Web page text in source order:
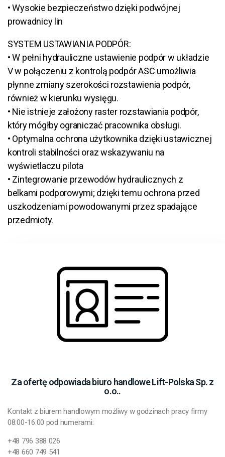
• Wysokie bezpieczeństwo dzięki podwójnej
prowadnicy lin
SYSTEM USTAWIANIA PODPÓR:
• W pełni hydrauliczne ustawienie podpór w układzie
V w połączeniu z kontrolą podpór ASC umożliwia
płynne zmiany szerokości rozstawienia podpór,
również w kierunku wysięgu.
• Nie istnieje założony raster rozstawiania podpór,
który mógłby ograniczać pracownika obsługi.
• Optymalna ochrona użytkownika dzięki ustawicznej
kontroli stabilności oraz wskazywaniu na
wyświetlaczu pilota
• Zintegrowanie przewodów hydraulicznych z
belkami podporowymi; dzięki temu ochrona przed
uszkodzeniami powodowanymi przez spadające
przedmioty.
Za ofertę odpowiada biuro handlowe Lift-Polska Sp. z
o.o..
Kontakt z biurem handlowym możliwy w godzinach pracy firmy
08.00-16.00 pod numerami:
+48 796 388 026
+48 660 749 541